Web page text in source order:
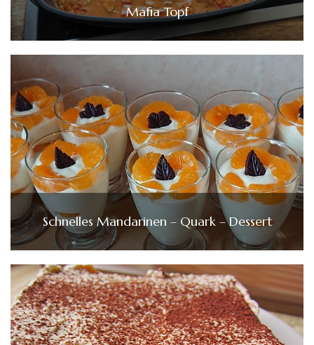
Mafia Topf
Schnelles Mandarinen – Quark – Dessert